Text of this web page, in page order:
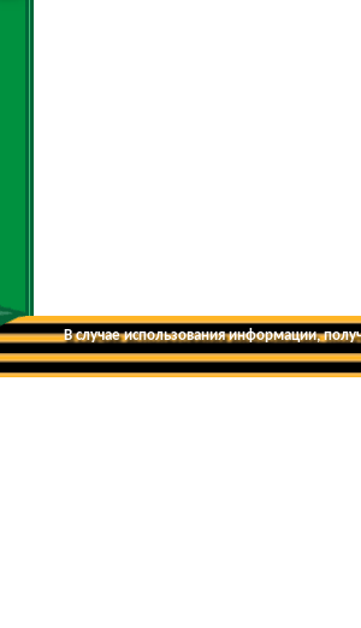
В случае использования информации,